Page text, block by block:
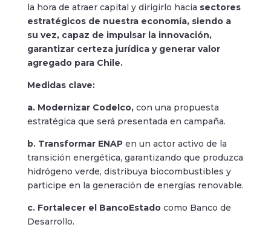
la hora de atraer capital y dirigirlo hacia sectores
estratégicos de nuestra economía, siendo a
su vez, capaz de impulsar la innovación,
garantizar certeza jurídica y generar valor
agregado para Chile.
Medidas clave:
a. Modernizar Codelco,con una propuesta
estratégica que será presentada en campaña.
b. Transformar ENAP en un actor activo de la
transición energética, garantizando que produzca
hidrógeno verde, distribuya biocombustibles y
participe en la generación de energías renovable.
c. Fortalecer el BancoEstadocomo Banco de
Desarrollo.